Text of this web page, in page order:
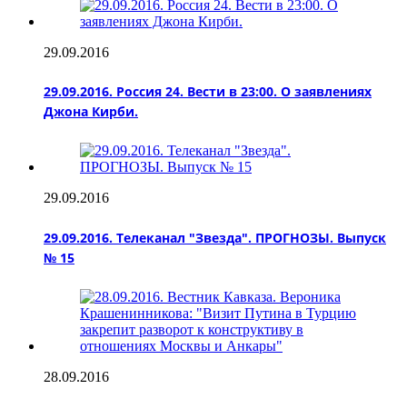
29.09.2016
29.09.2016. Россия 24. Вести в 23:00. О заявлениях
Джона Кирби.
29.09.2016
29.09.2016. Телеканал "Звезда". ПРОГНОЗЫ. Выпуск
№ 15
28.09.2016